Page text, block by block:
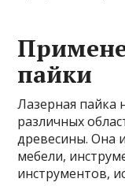
пайки
Лазерная пайка
различных
древесины. Она
мебели,
инструментов,